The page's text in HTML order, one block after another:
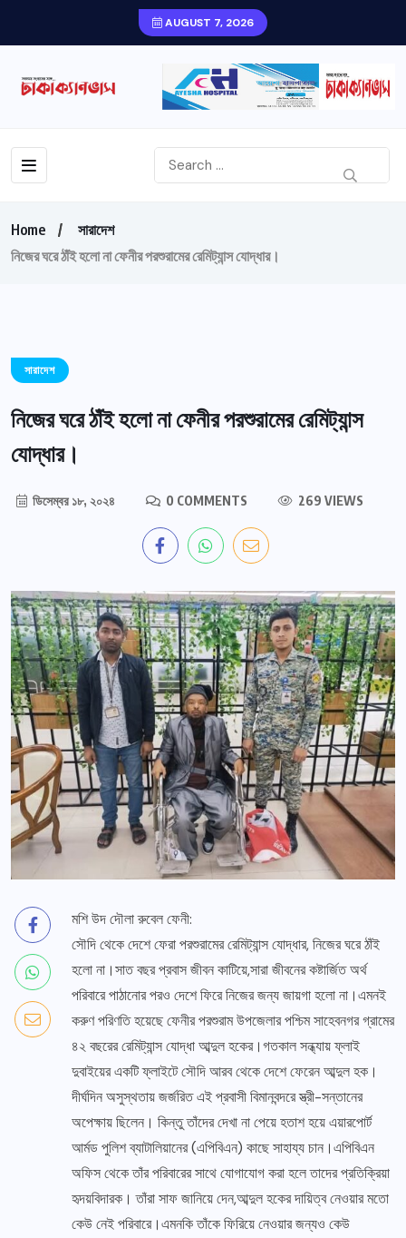
AUGUST 7, 2026
Home
সারাদেশ
নিজের ঘরে ঠাঁই হলো না ফেনীর পরশুরামের রেমিট্যান্স যোদ্ধার।
সারাদেশ
নিজের ঘরে ঠাঁই হলো না ফেনীর পরশুরামের রেমিট্যান্স
যোদ্ধার।
ডিসেম্বর ১৮, ২০২৪ 0 COMMENTS 269 VIEWS
মশি উদ দৌলা রুবেল ফেনী:
সৌদি থেকে দেশে ফেরা পরশুরামের রেমিট্যান্স যোদ্ধার, নিজের ঘরে ঠাঁই
হলো না।সাত বছর প্রবাস জীবন কাটিয়ে,সারা জীবনের কষ্টার্জিত অর্থ
পরিবারে পাঠানোর পরও দেশে ফিরে নিজের জন্য জায়গা হলো না।এমনই
করুণ পরিণতি হয়েছে ফেনীর পরশুরাম উপজেলার পশ্চিম সাহেবনগর গ্রামের
৪২ বছরের রেমিট্যান্স যোদ্ধা আব্দুল হকের।গতকাল সন্ধ্যায় ফ্লাই
দুবাইয়ের একটি ফ্লাইটে সৌদি আরব থেকে দেশে ফেরেন আব্দুল হক।
দীর্ঘদিন অসুস্থতায় জর্জরিত এই প্রবাসী বিমানবন্দরে স্ত্রী-সন্তানের
অপেক্ষায় ছিলেন। কিন্তু তাঁদের দেখা না পেয়ে হতাশ হয়ে এয়ারপোর্ট
আর্মড পুলিশ ব্যাটালিয়ানের (এপিবিএন) কাছে সাহায্য চান।এপিবিএন
অফিস থেকে তাঁর পরিবারের সাথে যোগাযোগ করা হলে তাদের প্রতিক্রিয়া
হৃদয়বিদারক। তাঁরা সাফ জানিয়ে দেন,আব্দুল হকের দায়িত্ব নেওয়ার মতো
কেউ নেই পরিবারে।এমনকি তাঁকে ফিরিয়ে নেওয়ার জন্যও কেউ